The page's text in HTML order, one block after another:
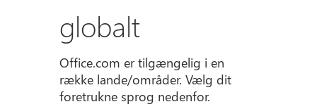
globalt
Office.com er tilgængelig i en
række lande/områder. Vælg dit
foretrukne sprog nedenfor.